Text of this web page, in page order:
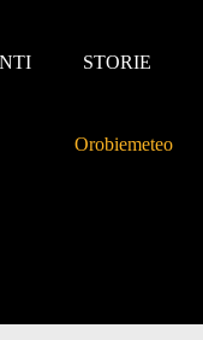
STORIE
Orobiemeteo